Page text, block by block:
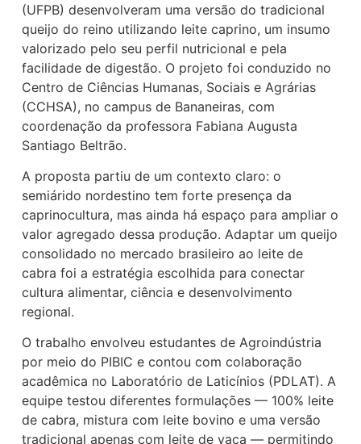
(UFPB) desenvolveram uma versão do tradicional
queijo do reino utilizando leite caprino, um insumo
valorizado pelo seu perfil nutricional e pela
facilidade de digestão. O projeto foi conduzido no
Centro de Ciências Humanas, Sociais e Agrárias
(CCHSA), no campus de Bananeiras, com
coordenação da professora Fabiana Augusta
Santiago Beltrão.
A proposta partiu de um contexto claro: o
semiárido nordestino tem forte presença da
caprinocultura, mas ainda há espaço para ampliar o
valor agregado dessa produção. Adaptar um queijo
consolidado no mercado brasileiro ao leite de
cabra foi a estratégia escolhida para conectar
cultura alimentar, ciência e desenvolvimento
regional.
O trabalho envolveu estudantes de Agroindústria
por meio do PIBIC e contou com colaboração
acadêmica no Laboratório de Laticínios (PDLAT). A
equipe testou diferentes formulações — 100% leite
de cabra, mistura com leite bovino e uma versão
tradicional apenas com leite de vaca — permitindo